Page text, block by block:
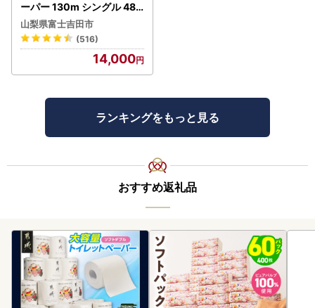
※ワンストップ特例申請書と併せて「個人番号確認書類」と
「本人確認書類」の提出が必要です。詳細は下記URLからご
確認ください。
https://www.city.akita.lg.jp/shisei/hoshin-keikaku/1011
478/1008502/1003150.html
◯ワンストップ特例申請後の流れ
だいております必要書類の内容を照会し、
不備が見られない場合、下記メールアドレスより申請受理の
メールを送付いたします。
不備内容や追加提出が必要な書類等につきまして、ご案内を
お送りいたします。
akita-city@do-furusato.com
ーパー 130m シングル 48R
芯なし 3倍巻 トイレット
山梨県富士吉田市
(516)
14,000
ランキングをもっと見る
おすすめ返礼品